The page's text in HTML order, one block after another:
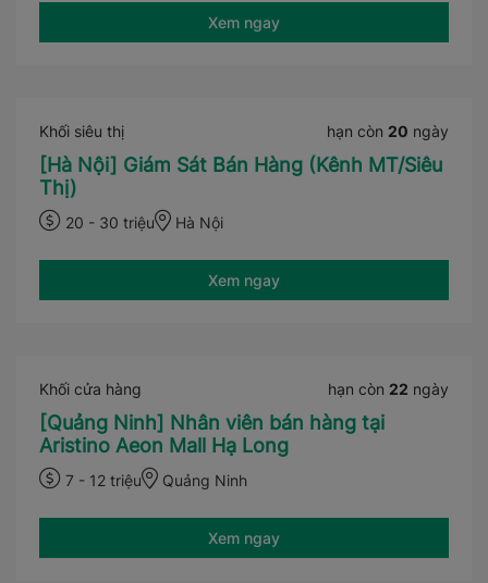
Xem ngay
Khối siêu thị hạn còn 20 ngày
[Hà Nội] Giám Sát Bán Hàng (Kênh MT/Siêu
Thị)
20 - 30 triệu Hà Nội
Xem ngay
Khối cửa hàng hạn còn 22 ngày
[Quảng Ninh] Nhân viên bán hàng tại
Aristino Aeon Mall Hạ Long
7 - 12 triệu Quảng Ninh
Xem ngay